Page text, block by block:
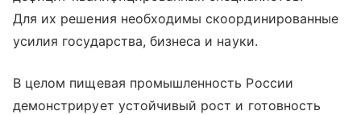
Для их решения необходимы скоординированные
усилия государства, бизнеса и науки.
В целом пищевая промышленность России
демонстрирует устойчивый рост и готовность